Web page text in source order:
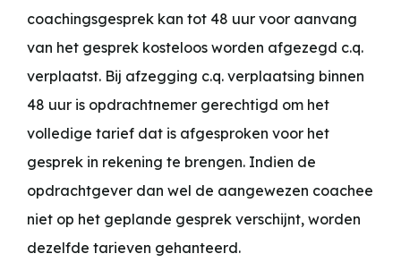
coachingsgesprek kan tot 48 uur voor aanvang
van het gesprek kosteloos worden afgezegd c.q.
verplaatst. Bij afzegging c.q. verplaatsing binnen
48 uur is opdrachtnemer gerechtigd om het
volledige tarief dat is afgesproken voor het
gesprek in rekening te brengen. Indien de
opdrachtgever dan wel de aangewezen coachee
niet op het geplande gesprek verschijnt, worden
dezelfde tarieven gehanteerd.